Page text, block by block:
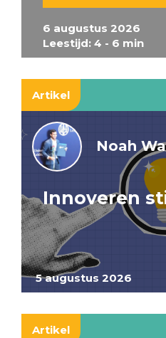
6 augustus 2026
Leestijd: 4 - 6 min
Artikel
5 augustus 2026
Noah
Innoveren
Artikel